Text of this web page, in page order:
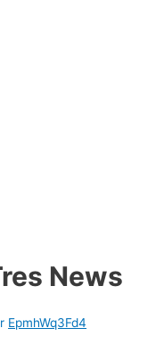
News
EpmhWq3Fd4